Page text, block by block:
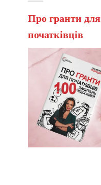
Про гранти для
початківців